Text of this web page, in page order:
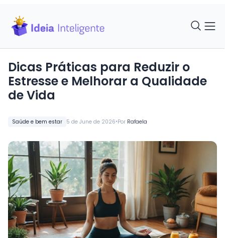
Saúde e bem estar 5 de June de 2026•Por Rafaela
Dicas Práticas para Reduzir o
Estresse e Melhorar a Qualidade
de Vida